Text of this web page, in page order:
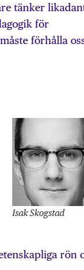
tänker
för
förhålla
Isak Skogstad
rön